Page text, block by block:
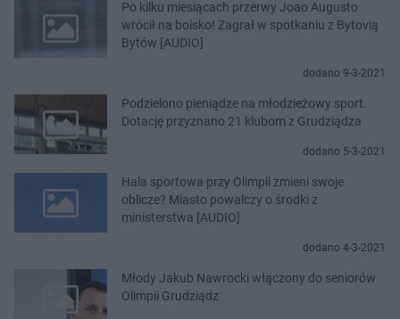
Po kilku miesiącach przerwy Joao Augusto
wrócił na boisko! Zagrał w spotkaniu z Bytovią
Bytów [AUDIO]
dodano 9-3-2021
Podzielono pieniądze na młodzieżowy sport.
Dotację przyznano 21 klubom z Grudziądza
dodano 5-3-2021
Hala sportowa przy Olimpii zmieni swoje
oblicze? Miasto powalczy o środki z
ministerstwa [AUDIO]
dodano 4-3-2021
Młody Jakub Nawrocki włączony do seniorów
Olimpii Grudziądz